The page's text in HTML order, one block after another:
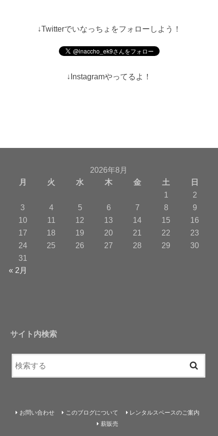
↓Twitterでいなっちょをフォローしよう！
↓Instagramやってるよ！
2026年8月
月
火 水 木 金 土
日
1
2
3
4 5 6 7 8
9
10
11 12 13 14 15
16
17
18 19 20 21 22
23
24
25 26 27 28 29
30
31
« 2月
サイト内検索
お問い合わせ このブログについて
レンタルスペースのご案内
薪販売